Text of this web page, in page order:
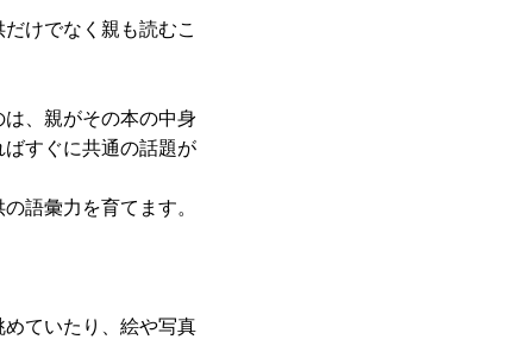
けでなく親も読むこ
、親がその本の中身
すぐに共通の話題が
語彙力を育てます。
ていたり、絵や写真